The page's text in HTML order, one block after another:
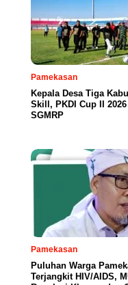
Pamekasan
Kepala Desa Tiga
Skill, PKDI Cup II
SGMRP
Pamekasan
Puluhan Warga
Terjangkit HIV/AIDS,